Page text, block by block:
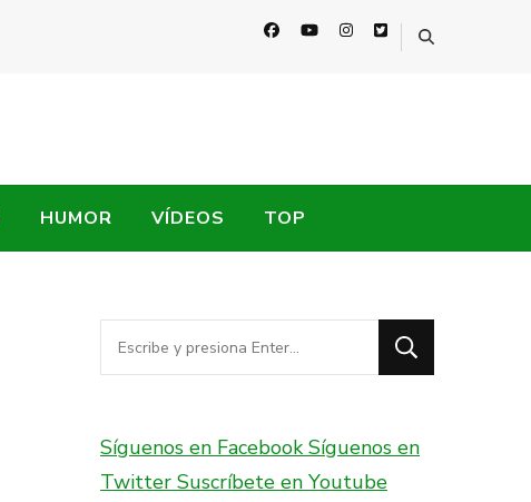
HUMOR VÍDEOS TOP
¿Buscas
algo?
Síguenos en FacebookSíguenos en
Twitter Suscríbete en Youtube